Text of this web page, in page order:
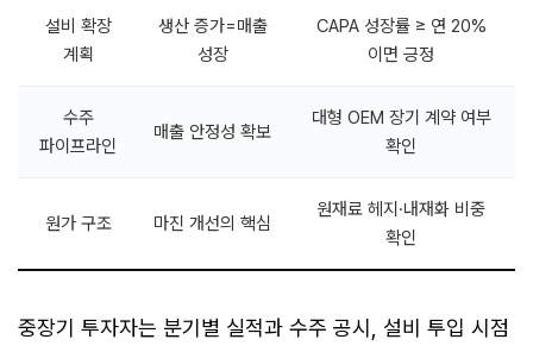
설비 확장
계획
생산 증가=매출
성장
CAPA 성장률 ≥ 연 20%
이면 긍정
수주
파이프라인
매출 안정성 확보
대형 OEM 장기 계약 여부
확인
원가 구조 마진 개선의 핵심
원재료 헤지·내재화 비중
확인
중장기 투자자는 분기별 실적과 수주 공시, 설비 투입 시점